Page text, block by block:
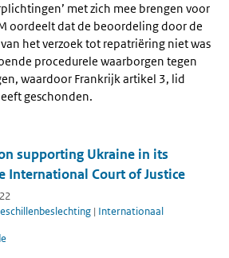
met zich mee brengen voor
oordeelt dat de beoordeling door de
het verzoek tot repatriëring niet was
procedurele waarborgen tegen
waardoor Frankrijk artikel 3, lid
geschonden.
supporting Ukraine in its
International Court of Justice
| Internationaal